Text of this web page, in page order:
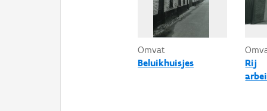
Omvat
Beluikhuisjes
Rij